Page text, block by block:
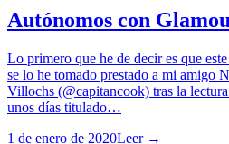
Autónomos con
Lo primero que he de decir es que
se lo he tomado prestado a mi amigo
Villochs (@capitancook) tras la
unos días titulado…
1 de enero de 2020Leer →